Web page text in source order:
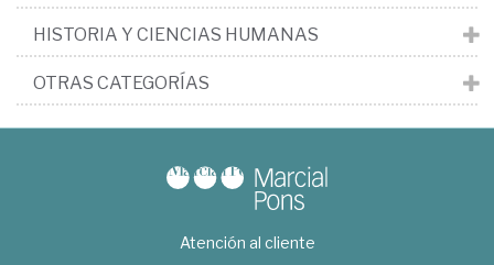
HISTORIA Y CIENCIAS HUMANAS
OTRAS CATEGORÍAS
Atención al cliente